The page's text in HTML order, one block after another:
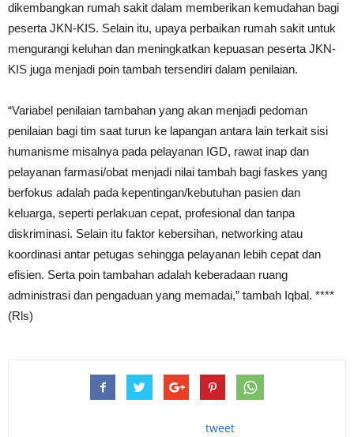
dikembangkan rumah sakit dalam memberikan kemudahan bagi
peserta JKN-KIS. Selain itu, upaya perbaikan rumah sakit untuk
mengurangi keluhan dan meningkatkan kepuasan peserta JKN-
KIS juga menjadi poin tambah tersendiri dalam penilaian.
“Variabel penilaian tambahan yang akan menjadi pedoman
penilaian bagi tim saat turun ke lapangan antara lain terkait sisi
humanisme misalnya pada pelayanan IGD, rawat inap dan
pelayanan farmasi/obat menjadi nilai tambah bagi faskes yang
berfokus adalah pada kepentingan/kebutuhan pasien dan
keluarga, seperti perlakuan cepat, profesional dan tanpa
diskriminasi. Selain itu faktor kebersihan, networking atau
koordinasi antar petugas sehingga pelayanan lebih cepat dan
efisien. Serta poin tambahan adalah keberadaan ruang
administrasi dan pengaduan yang memadai,” tambah Iqbal. ****
(Rls)
tweet